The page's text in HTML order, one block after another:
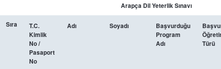
Arapça Dil Yeterlik Sınavı
Sıra
T.C.
Kimlik
No /
Pasaport
No
Adı Soyadı
Başvurduğu
Program
Adı
Türü